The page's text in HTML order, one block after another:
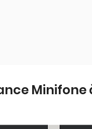
Minifone